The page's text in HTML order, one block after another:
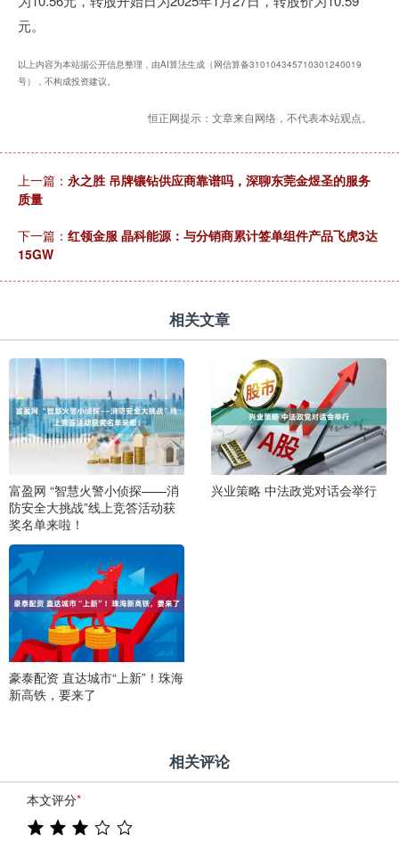
元。
以上内容为本站据公开信息整理，由AI算法生成（网信算备310104345710301240019
号），不构成投资建议。
恒正网提示：文章来自网络，不代表本站观点。
上一篇： 永之胜 吊牌镶钻供应商靠谱吗，深聊东莞金煜圣的服务
质量
下一篇： 红领金服 晶科能源：与分销商累计签单组件产品飞虎3达
15GW
相关文章
富盈网 “智慧火警小侦探——消
防安全大挑战”线上竞答活动获
奖名单来啦！
兴业策略 中法政党对话会举行
豪泰配资 直达城市“上新”！珠海
新高铁，要来了
相关评论
本文评分*